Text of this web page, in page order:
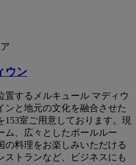
ウン
置するメルキュール マディウ
ンと地元の文化を融合させた
153室ご用意しております。現
ム、広々としたボールルー
の料理をお楽しみいただける
ストランなど、ビジネスにも